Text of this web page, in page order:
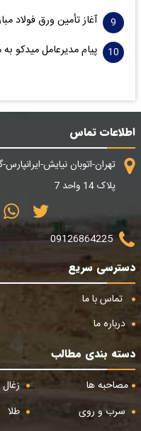
آغاز تأمین ورق فولاد
پیام مدیرعامل میدکو
اطلاعات تماس
تهران-اتوبان نیایش-
پلاک 14 واحد 7
09126864225
دسترسی سریع
تماس با ما
درباره ما
دسته بندی مطالب
مصاحبه ها
سرب و روی
طلا